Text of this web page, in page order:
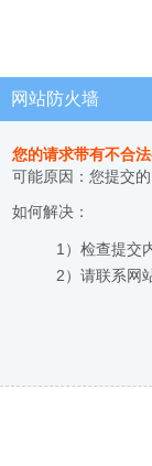
网站防火墙
您的请求带有不合
可能原因：您提交
如何解决：
1）检查提交
2）请联系网